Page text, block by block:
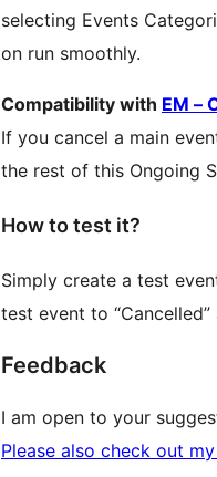
selecting Events
on run smoothly.
Compatibility with EM –
If you cancel a main
the rest of this Ongoing
How to test it?
Simply create a test
test event to
Feedback
I am open to your
Please also check out